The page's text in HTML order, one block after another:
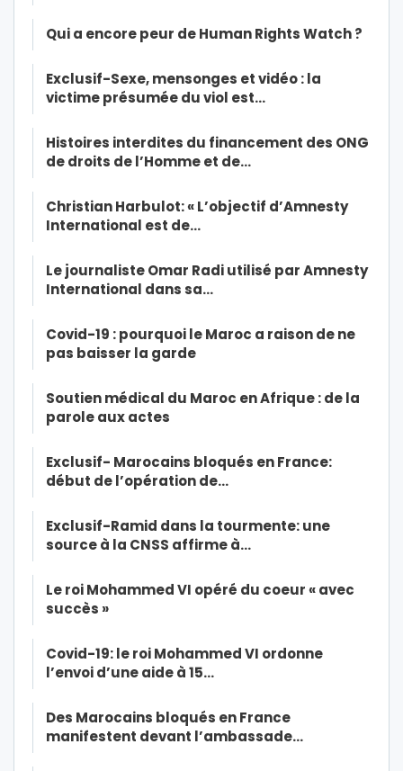
Qui a encore peur de Human Rights Watch ?
Exclusif-Sexe, mensonges et vidéo : la
victime présumée du viol est…
Histoires interdites du financement des ONG
de droits de l’Homme et de…
Christian Harbulot: « L’objectif d’Amnesty
International est de…
Le journaliste Omar Radi utilisé par Amnesty
International dans sa…
Covid-19 : pourquoi le Maroc a raison de ne
pas baisser la garde
Soutien médical du Maroc en Afrique : de la
parole aux actes
Exclusif- Marocains bloqués en France:
début de l’opération de…
Exclusif-Ramid dans la tourmente: une
source à la CNSS affirme à…
Le roi Mohammed VI opéré du coeur « avec
succès »
Covid-19: le roi Mohammed VI ordonne
l’envoi d’une aide à 15…
Des Marocains bloqués en France
manifestent devant l’ambassade…